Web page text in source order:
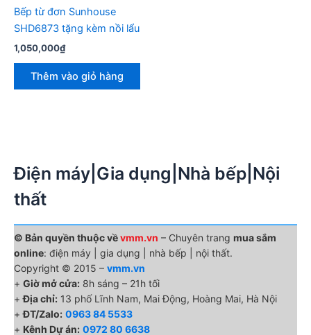
Bếp từ đơn Sunhouse
SHD6873 tặng kèm nồi lẩu
1,050,000₫
Thêm vào giỏ hàng
Điện máy|Gia dụng|Nhà bếp|Nội
thất
© Bản quyền thuộc vềvmm.vn – Chuyên trang mua sắm
online: điện máy | gia dụng | nhà bếp | nội thất.
Copyright © 2015 – vmm.vn
+ Giờ mở cửa: 8h sáng – 21h tối
+Địa chỉ: 13 phố Lĩnh Nam, Mai Động, Hoàng Mai, Hà Nội
+ĐT/Zalo: 0963 84 5533
+ Kênh Dự án: 0972 80 6638